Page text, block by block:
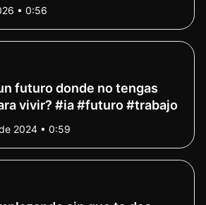
• 0:56
futuro donde no tengas
vivir? #ia #futuro #trabajo
2024 • 0:59